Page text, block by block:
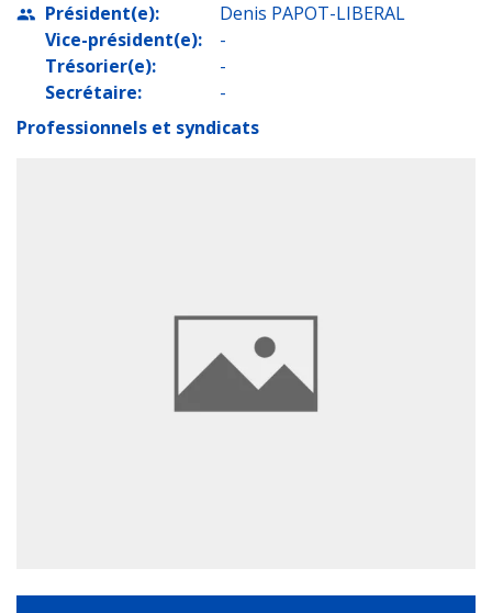
people Président(e):
Vice-président(e):
Trésorier(e):
Secrétaire:
Denis PAPOT-LIBERAL
-
-
-
Professionnels et syndicats